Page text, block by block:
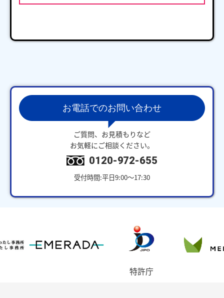
お電話でのお問い合わせ
ご質問、お見積もりなど
お気軽にご相談ください。
0120-972-655
受付時間:平日9:00～17:30
特許庁